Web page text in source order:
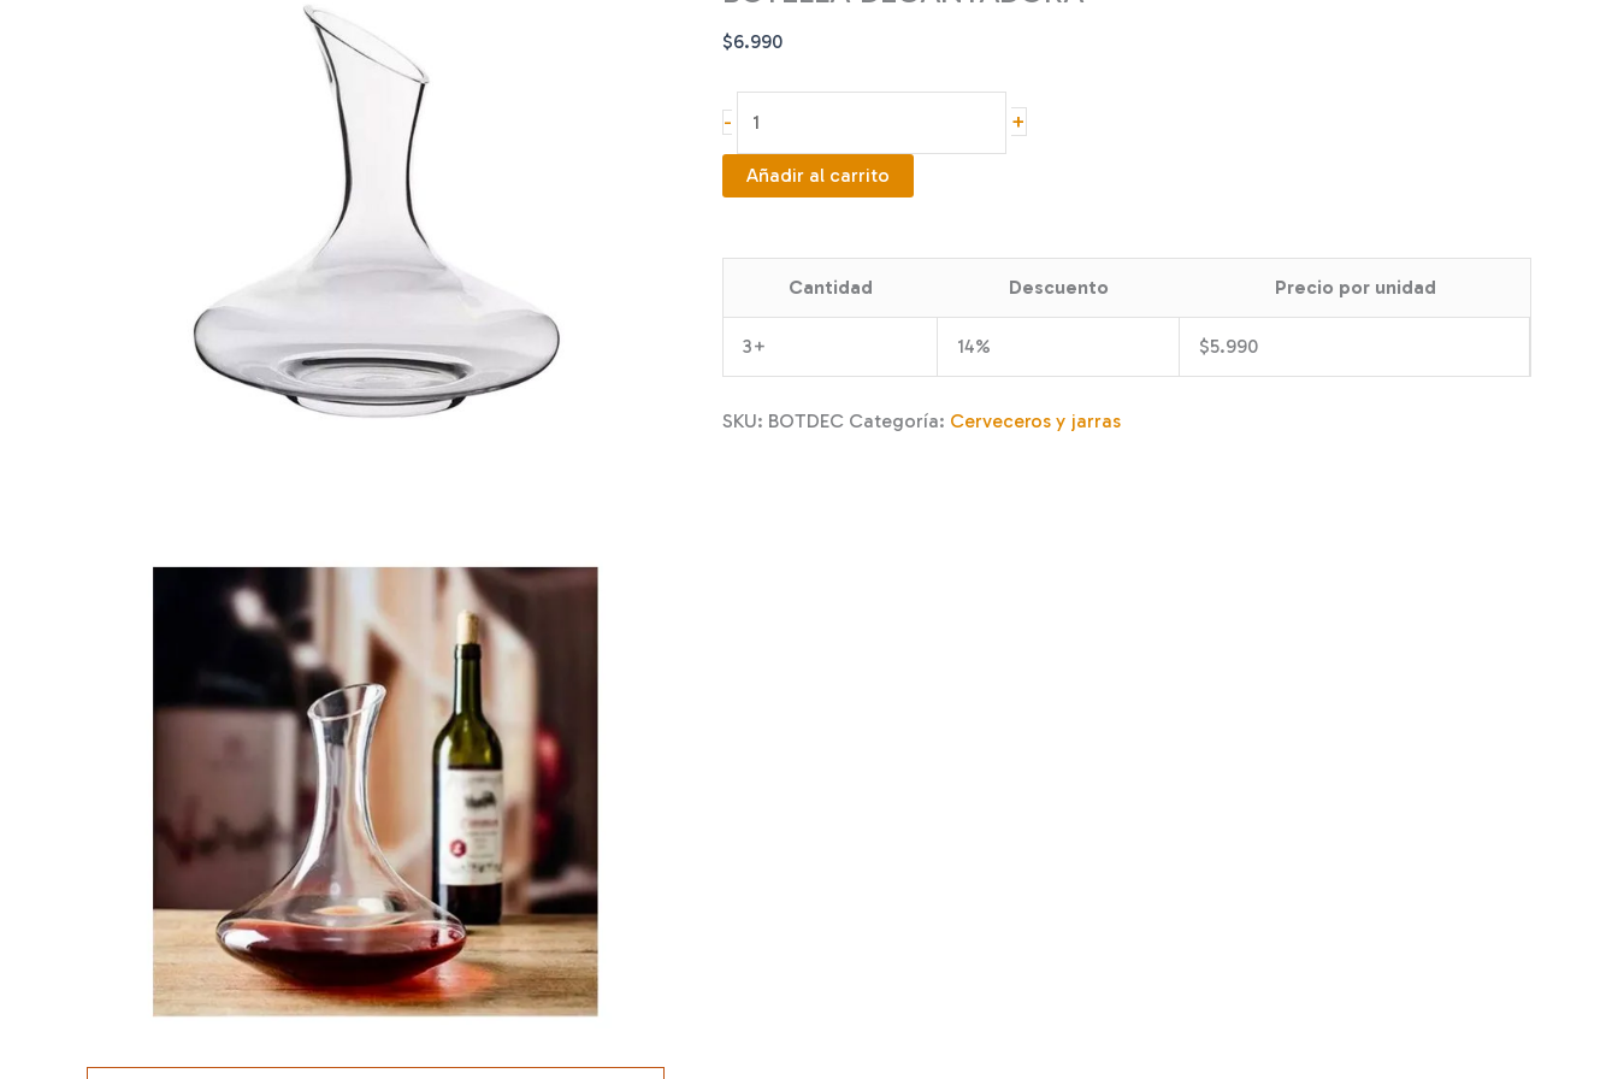
$6.990
-
DECANTADORA
cantidad
+
Añadir al carrito
Cantidad Descuento Precio por unidad
3+ 14% $5.990
SKU: BOTDEC Categoría: Cerveceros y jarras